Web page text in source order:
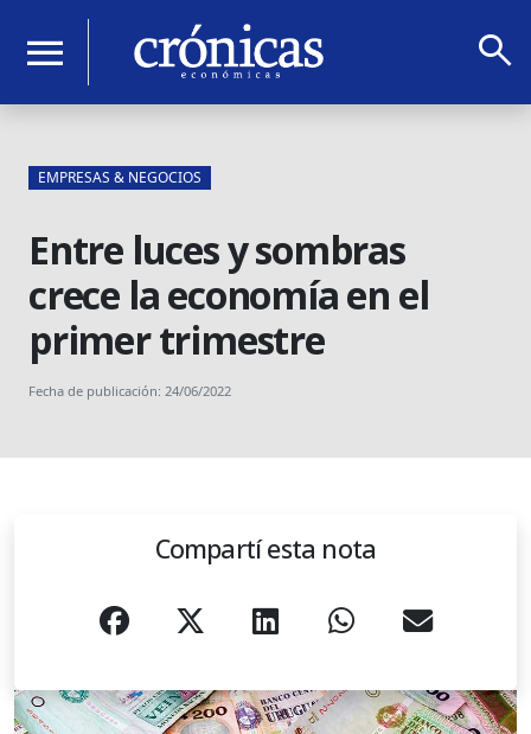
menu search
EMPRESAS & NEGOCIOS
Entre luces y sombras
crece la economía en el
primer trimestre
Fecha de publicación: 24/06/2022
Compartí esta nota